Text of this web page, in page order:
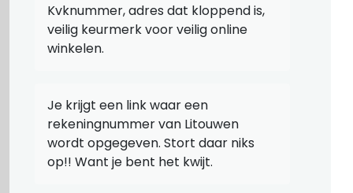
Kvknummer, adres dat kloppend is,
veilig keurmerk voor veilig online
winkelen.
Je krijgt een link waar een
rekeningnummer van Litouwen
wordt opgegeven. Stort daar niks
op!! Want je bent het kwijt.